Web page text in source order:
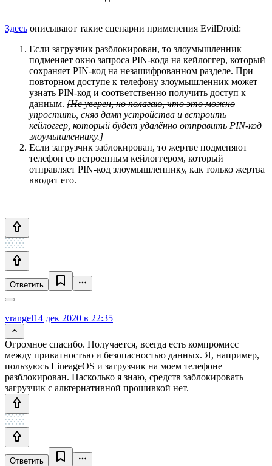
Здесь описывают такие сценарии применения EvilDroid:
Если загрузчик разблокирован, то злоумышленник
подменяет окно запроса PIN-кода на кейлоггер, который
сохраняет PIN-код на незашифрованном разделе. При
повторном доступе к телефону злоумышленник может
узнать PIN-код и соответственно получить доступ к
данным. [Не уверен, но полагаю, что это можно
упростить, сняв дамп устройства и встроить
кейлоггер, который будет удалённо отправить PIN-код
злоумышленнику.]
Если загрузчик заблокирован, то жертве подменяют
телефон со встроенным кейлоггером, который
отправляет PIN-код злоумышленнику, как только жертва
вводит его.
Ответить
vrangel14 дек 2020 в 22:35
Огромное спасибо. Получается, всегда есть компромисс
между приватностью и безопасностью данных. Я, например,
пользуюсь LineageOS и загрузчик на моем телефоне
разблокирован. Насколько я знаю, средств заблокировать
загрузчик с альтернативной прошивкой нет.
Ответить